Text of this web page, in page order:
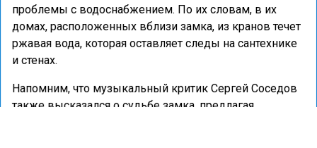
проблемы с водоснабжением. По их словам, в их
домах, расположенных вблизи замка, из кранов течет
ржавая вода, которая оставляет следы на сантехнике
и стенах.
Напомним, что музыкальный критик Сергей Соседов
также высказался о судьбе замка, предлагая